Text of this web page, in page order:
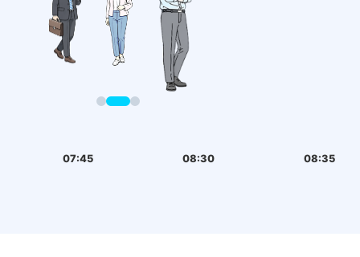
07:45 08:30 08:35